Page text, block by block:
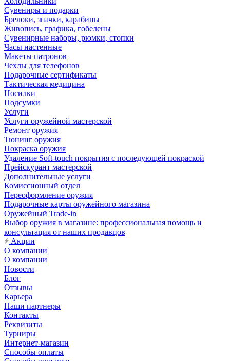
Сувениры и подарки
Брелоки, значки, карабины
Живопись, графика, гобелены
Сувенирные наборы, рюмки, стопки
Часы настенные
Макеты патронов
Чехлы для телефонов
Подарочные сертификаты
Тактическая медицина
Носилки
Подсумки
Услуги
Услуги оружейной мастерской
Ремонт оружия
Тюнинг оружия
Покраска оружия
Удаление Soft-touch покрытия с последующей покраской
Прейскурант мастерской
Дополнительные услуги
Комиссионный отдел
Переоформление оружия
Подарочные карты оружейного магазина
Оружейный Trade-in
Выбор оружия в магазине: профессиональная помощь и
консультация от наших продавцов
Акции
О компании
О компании
Новости
Блог
Отзывы
Карьера
Наши партнеры
Контакты
Реквизиты
Турниры
Интернет-магазин
Способы оплаты